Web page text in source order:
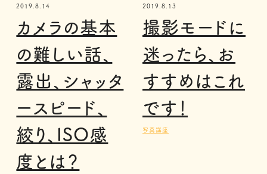
2019.8.14
カメラの基本
の難しい話、
露出、シャッタ
ースピード、
絞り、ISO感
度とは？
2019.8.13
撮影モードに
迷ったら、お
すすめはこれ
です！
写真講座